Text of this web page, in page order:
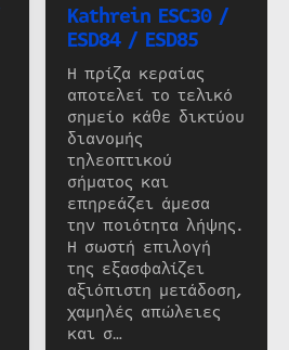
Kathrein ESC30 /
ESD84 / ESD85
Η πρίζα κεραίας
αποτελεί το τελικό
σημείο κάθε δικτύου
διανομής
τηλεοπτικού
σήματος και
επηρεάζει άμεσα
την ποιότητα λήψης.
Η σωστή επιλογή
της εξασφαλίζει
αξιόπιστη μετάδοση,
χαμηλές απώλειες
και σ…